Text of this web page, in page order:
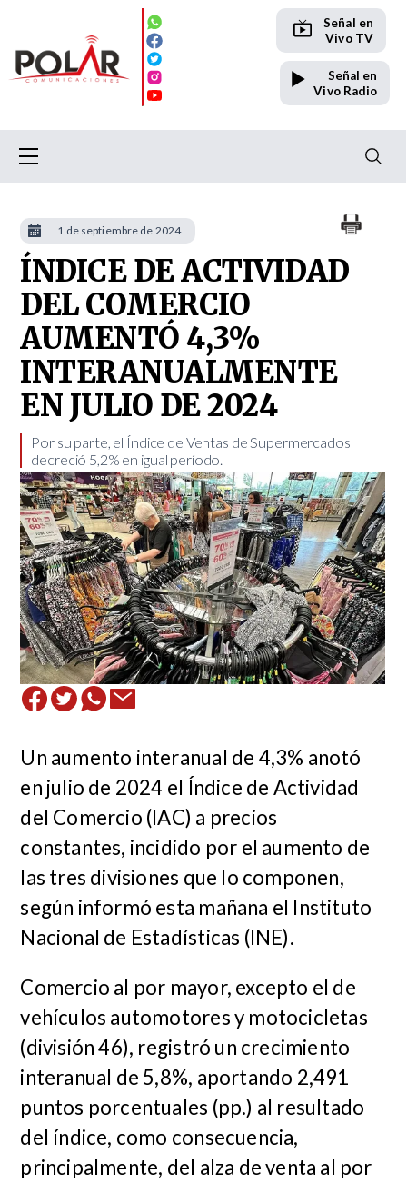
Señal en
Vivo TV
Señal en
Vivo Radio
ÍNDICE DE ACTIVIDAD
DEL COMERCIO
AUMENTÓ 4,3%
INTERANUALMENTE
EN JULIO DE 2024
Por su parte, el Índice de Ventas de Supermercados
decreció 5,2% en igual período. ​
Un aumento interanual de 4,3% anotó
en julio de 2024 el Índice de Actividad
del Comercio (IAC) a precios
constantes, incidido por el aumento de
las tres divisiones que lo componen,
según informó esta mañana el Instituto
Nacional de Estadísticas (INE).
Comercio al por mayor, excepto el de
vehículos automotores y motocicletas
(división 46), registró un crecimiento
interanual de 5,8%, aportando 2,491
puntos porcentuales (pp.) al resultado
del índice, como consecuencia,
principalmente, del alza de venta al por
1 de septiembre de 2024